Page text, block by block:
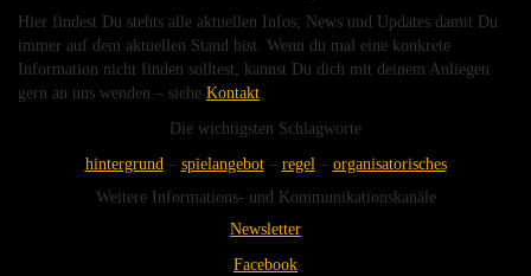
Hier findest Du stehts alle aktuellen Infos, News und Updates damit Du
immer auf dem aktuellen Stand bist. Wenn du mal eine konkrete
Information nicht finden solltest, kannst Du dich mit deinem Anliegen
gern an uns wenden – siehe Kontakt.
Die wichtigsten Schlagworte
hintergrund– spielangebot– regel– organisatorisches
Weitere Informations- und Kommunikationskanäle
Newsletter
Facebook